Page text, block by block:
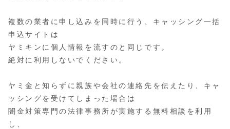
複数の業者に申し込みを同時に行う、キャッシング一括
申込サイトは
ヤミキンに個人情報を流すのと同じです。
絶対に利用しないでください。
ヤミ金と知らずに親族や会社の連絡先を伝えたり、キャ
ッシングを受けてしまった場合は
闇金対策専門の法律事務所が実施する無料相談を利用
し、